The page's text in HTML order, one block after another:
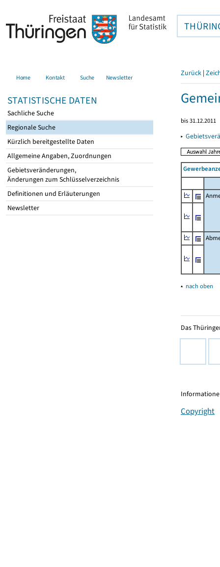
Home Kontakt Suche Newsletter
STATISTISCHE DATEN
Sachliche Suche
Regionale Suche
Kürzlich bereitgestellte Daten
Allgemeine Angaben, Zuordnungen
Gebietsveränderungen,
Änderungen zum Schlüsselverzeichnis
Definitionen und Erläuterungen
Newsletter
Zurück |
bis 31.12.2011
▸
▴ nach oben
Das
Copyright